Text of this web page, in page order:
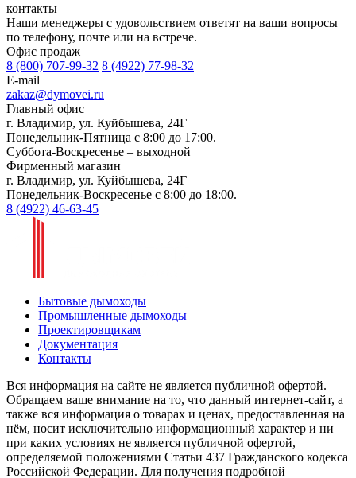
контакты
Наши менеджеры с удовольствием ответят на ваши вопросы
по телефону, почте или на встрече.
Офис продаж
8 (800) 707-99-32 8 (4922) 77-98-32
E-mail
zakaz@dymovei.ru
Главный офис
г. Владимир, ул. Куйбышева, 24Г
Понедельник-Пятница с 8:00 до 17:00.
Суббота-Воскресенье – выходной
Фирменный магазин
г. Владимир, ул. Куйбышева, 24Г
Понедельник-Воскресенье с 8:00 до 18:00.
8 (4922) 46-63-45
Бытовые дымоходы
Промышленные дымоходы
Проектировщикам
Документация
Контакты
Вся информация на сайте не является публичной офертой.
Обращаем ваше внимание на то, что данный интернет-сайт, а
также вся информация о товарах и ценах, предоставленная на
нём, носит исключительно информационный характер и ни
при каких условиях не является публичной офертой,
определяемой положениями Статьи 437 Гражданского кодекса
Российской Федерации. Для получения подробной